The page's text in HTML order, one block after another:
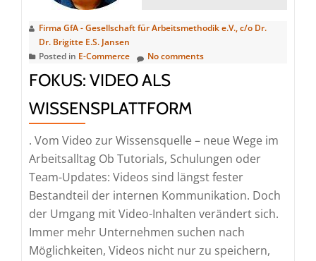
Firma GfA - Gesellschaft für Arbeitsmethodik e.V., c/o Dr.
Dr. Brigitte E.S. Jansen
Posted in E-Commerce No comments
FOKUS: VIDEO ALS
WISSENSPLATTFORM
. Vom Video zur Wissensquelle – neue Wege im
Arbeitsalltag Ob Tutorials, Schulungen oder
Team-Updates: Videos sind längst fester
Bestandteil der internen Kommunikation. Doch
der Umgang mit Video-Inhalten verändert sich.
Immer mehr Unternehmen suchen nach
Möglichkeiten, Videos nicht nur zu speichern,